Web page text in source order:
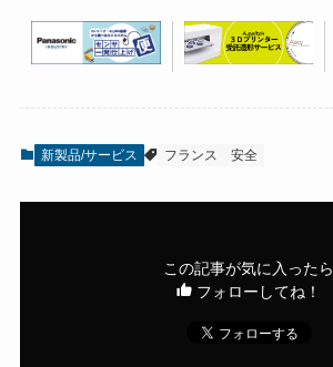
新製品/サービス フランス 安全
この記事が気に入ったら
フォローしてね！